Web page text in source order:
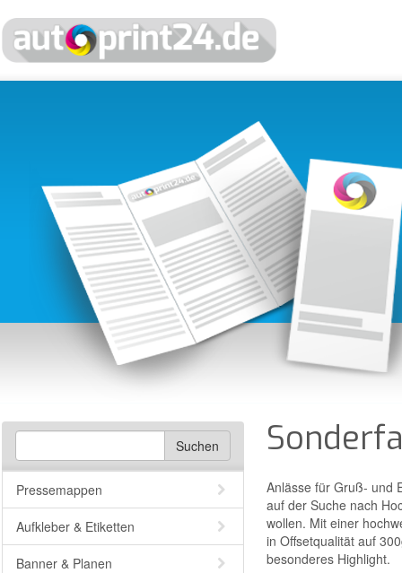
Pressemappen
Aufkleber & Etiketten
Banner & Planen
Anlässe für Gruß- und
auf der Suche nach
wollen. Mit einer
in Offsetqualität auf
besonderes Highlight.